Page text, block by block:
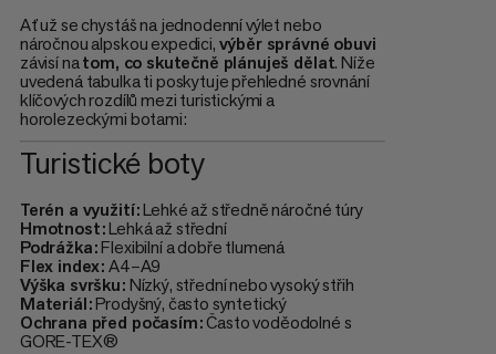
Ať už se chystáš na jednodenní výlet nebo
náročnou alpskou expedici,výběr správné obuvi
závisí natom, co skutečně plánuješ dělat. Níže
uvedená tabulka ti poskytuje přehledné srovnání
klíčových rozdílů mezi turistickými a
horolezeckými botami:
Turistické boty
Terén a využití:Lehké až středně náročné túry
Hmotnost:Lehká až střední
Podrážka:Flexibilní a dobře tlumená
Flex index:A4–A9
Výška svršku:Nízký, střední nebo vysoký střih
Materiál:Prodyšný, často syntetický
Ochrana před počasím:Často voděodolné s
GORE-TEX®